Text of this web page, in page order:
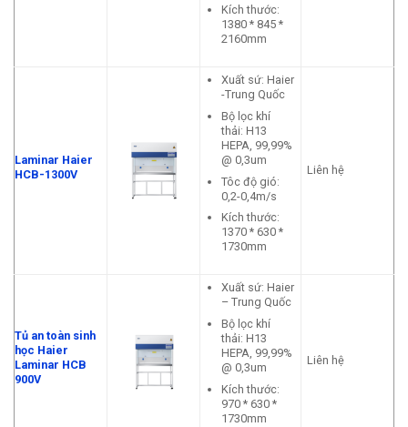
Kích thước:
1380 * 845 *
2160mm
Laminar Haier
HCB-1300V
Xuất sứ: Haier
-Trung Quốc
Bộ lọc khí
thải: H13
HEPA, 99,99%
@ 0,3um
Tôc độ gió:
0,2-0,4m/s
Kích thước:
1370 * 630 *
1730mm
Liên hệ
Tủ an toàn sinh
học Haier
Laminar HCB
900V
Xuất sứ: Haier
– Trung Quốc
Bộ lọc khí
thải: H13
HEPA, 99,99%
@ 0,3um
Kích thước:
970 * 630 *
1730mm
Liên hệ